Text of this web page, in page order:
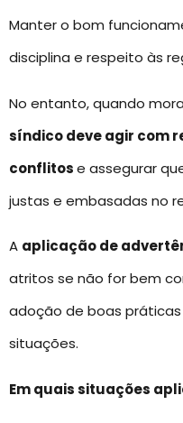
Manter o bom
disciplina e respeito às
No entanto, quando
síndico deve agir com
conflitose assegurar
justas e embasadas no
A aplicação de
atritos se não for bem
adoção de boas
situações.
Em quais situações